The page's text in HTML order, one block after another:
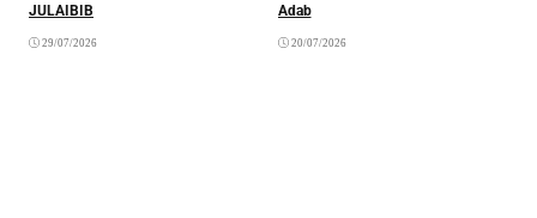
JULAIBIB
29/07/2026
Adab
20/07/2026